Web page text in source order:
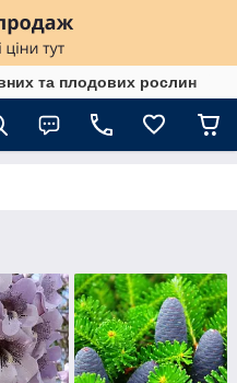
та плодових рослин